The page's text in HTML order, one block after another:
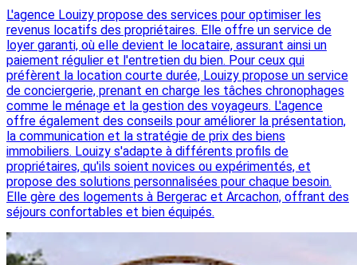
L'agence Louizy propose des services pour optimiser les
revenus locatifs des propriétaires. Elle offre un service de
loyer garanti, où elle devient le locataire, assurant ainsi un
paiement régulier et l'entretien du bien. Pour ceux qui
préfèrent la location courte durée, Louizy propose un service
de conciergerie, prenant en charge les tâches chronophages
comme le ménage et la gestion des voyageurs. L'agence
offre également des conseils pour améliorer la présentation,
la communication et la stratégie de prix des biens
immobiliers. Louizy s'adapte à différents profils de
propriétaires, qu'ils soient novices ou expérimentés, et
propose des solutions personnalisées pour chaque besoin.
Elle gère des logements à Bergerac et Arcachon, offrant des
séjours confortables et bien équipés.